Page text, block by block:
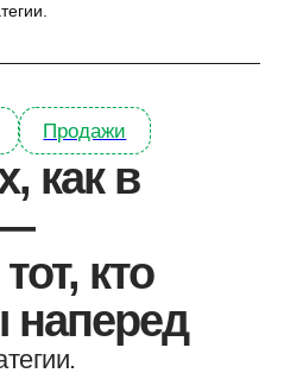
в
кто
меняет подход к